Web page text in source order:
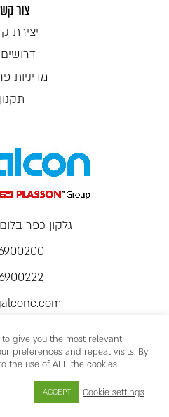
צור
יצירת
מדיניות
תקנון
גלקון כפר בלום,
give you the most relevant
preferences and repeat visits. By
the use of ALL the cookies.
Cookie settings
ACCEPT